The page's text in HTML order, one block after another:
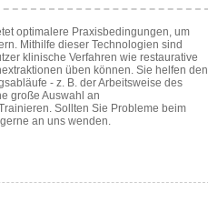
optimalere Praxisbedingungen, um
Mithilfe dieser Technologien sind
klinische Verfahren wie restaurative
üben können. Sie helfen den
- z. B. der Arbeitsweise des
große Auswahl an
Sollten Sie Probleme beim
an uns wenden.